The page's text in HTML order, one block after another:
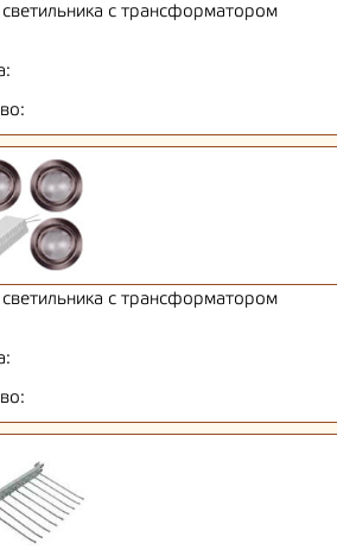
с трансформатором
с трансформатором